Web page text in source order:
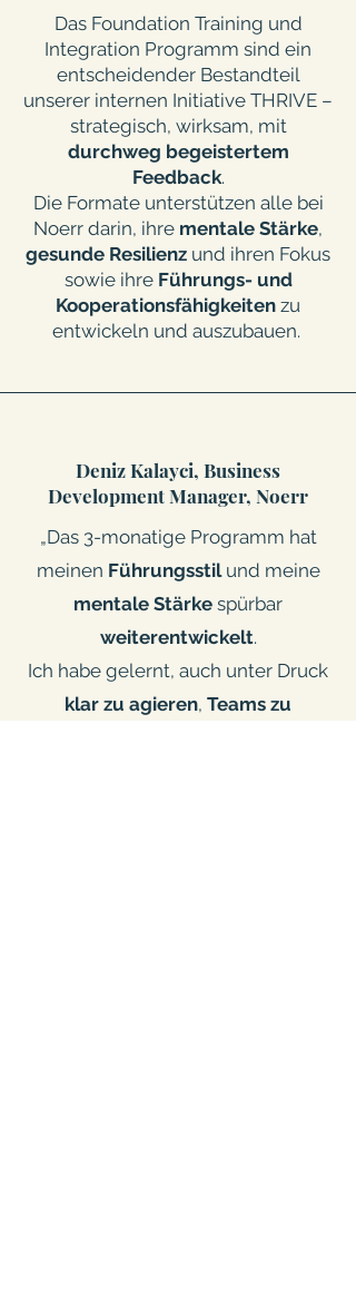
Das Foundation Training und
Integration Programm sind ein
entscheidender Bestandteil
unserer internen Initiative THRIVE –
strategisch, wirksam, mit
durchweg begeistertem
Feedback.
Die Formate unterstützen alle bei
Noerr darin, ihre mentale Stärke,
gesunde Resilienz und ihren Fokus
sowie ihre Führungs- und
Kooperationsfähigkeiten zu
entwickeln und auszubauen.
Deniz Kalayci, Business
Development Manager, Noerr
„Das 3-monatige Programm hat
meinen Führungsstilund meine
mentale Stärke spürbar
weiterentwickelt.
Ich habe gelernt, auch unter Druck
klar zu agieren, Teams zu